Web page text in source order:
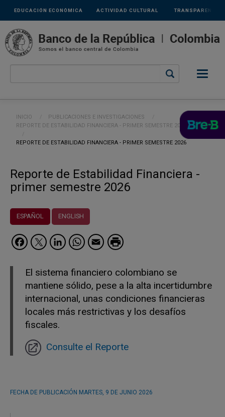
Pasar al contenido principal
Links
secundarios
ACTIVIDAD CULTURAL
EDUCACIÓN ECONÓMICA TRANSPARENCIA
Ruta de navegación
INICIO
PUBLICACIONES E INVESTIGACIONES
REPORTE DE ESTABILIDAD FINANCIERA - PRIMER SEMESTRE 2026
CURRENT:
REPORTE DE ESTABILIDAD FINANCIERA - PRIMER SEMESTRE 2026
Reporte de Estabilidad Financiera -
primer semestre 2026
ESPAÑOL ENGLISH
Facebook
Twitter
LinkedIn
WhatsApp
Email
El sistema financiero colombiano se
mantiene sólido, pese a la alta incertidumbre
internacional, unas condiciones financieras
locales más restrictivas y los desafíos
fiscales.
Consulte el Reporte
FECHA DE PUBLICACIÓN MARTES, 9 DE JUNIO 2026